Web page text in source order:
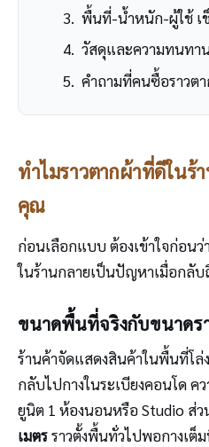
พื้นที่-น้ำหนัก-ผู้ใช้ เ
วัสดุและความทนทา
คำถามที่คนซื้อราวต
ทำไมราวตากผ้าที่ดีในร้
คุณ
ก่อนเลือกแบบ ต้องเข้าใจก่อนว่
ในร้านกลายเป็นปัญหาเมื่อกลับ
ขนาดพื้นที่จริงกับขนาดร
ร้านค้าจัดแสดงสินค้าในพื้นที่โล่
กลับไปกางในระเบียงคอนโด ค
ยูนิต 1 ห้องนอนหรือ Studio ส่ว
เมตรราวตั้งพื้นทั่วไปพอกางเ